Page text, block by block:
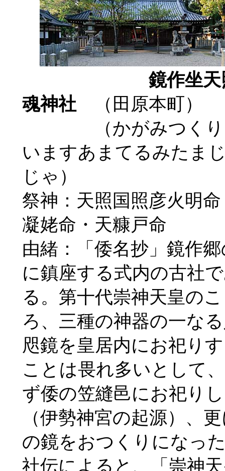
鏡作坐
魂神社（田原本町）
（かがみつくり
いますあまてるみたま
じゃ）
祭神：天照国照彦火明
凝姥命・天糠戸命
由緒：「倭名抄」鏡作
に鎮座する式内の古社
る。第十代崇神天皇のこ
ろ、三種の神器の一な
咫鏡を皇居内にお祀り
ことは畏れ多いとして
ず倭の笠縫邑にお祀りし
（伊勢神宮の起源）、
の鏡をおつくりになっ
社伝によると、「崇神